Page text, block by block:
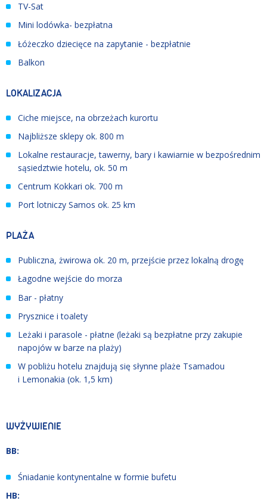
TV-Sat
Mini lodówka- bezpłatna
Łóżeczko dziecięce na zapytanie - bezpłatnie
Balkon
LOKALIZACJA
Ciche miejsce, na obrzeżach kurortu
Najbliższe sklepy ok. 800 m
Lokalne restauracje, tawerny, bary i kawiarnie w bezpośrednim
sąsiedztwie hotelu, ok. 50 m
Centrum Kokkari ok. 700 m
Port lotniczy Samos ok. 25 km
PLAŻA
Publiczna, żwirowa ok. 20 m, przejście przez lokalną drogę
Łagodne wejście do morza
Bar - płatny
Prysznice i toalety
Leżaki i parasole - płatne (leżaki są bezpłatne przy zakupie
napojów w barze na plaży)
W pobliżu hotelu znajdują się słynne plaże Tsamadou
i Lemonakia (ok. 1,5 km)
WYŻYWIENIE
BB:
Śniadanie kontynentalne w formie bufetu
HB: